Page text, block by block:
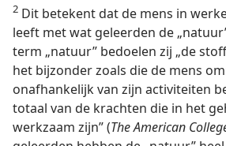
2 Dit betekent dat de mens in
leeft met wat geleerden de
term „natuur” bedoelen zij „de
het bijzonder zoals die de mens
onafhankelijk van zijn activiteiten
totaal van de krachten die in het
werkzaam zijn” (The American